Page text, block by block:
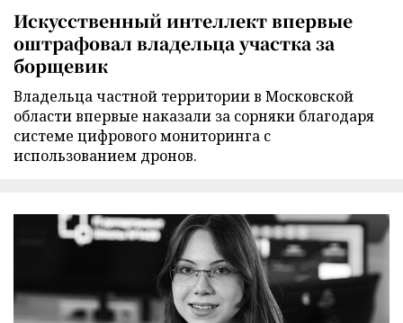
Искусственный интеллект впервые
оштрафовал владельца участка за
борщевик
Владельца частной территории в Московской
области впервые наказали за сорняки благодаря
системе цифрового мониторинга с
использованием дронов.